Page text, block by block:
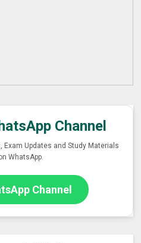
Channel
Exam Updates and Study Materials
WhatsApp.
Channel